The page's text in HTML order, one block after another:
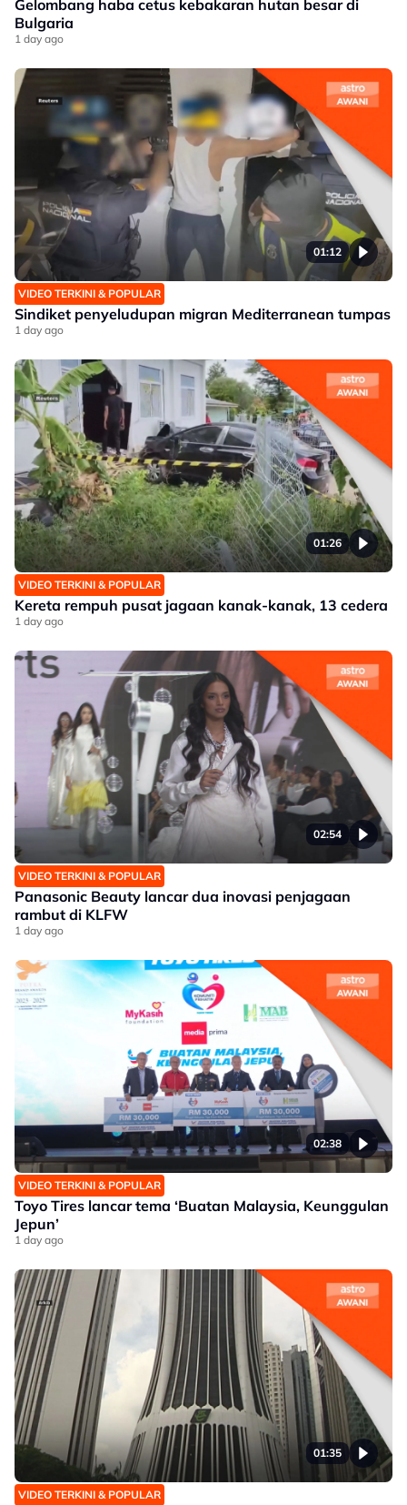
Gelombang haba cetus kebakaran hutan besar di
Bulgaria
1 day ago
01:12
VIDEO TERKINI & POPULAR
Sindiket penyeludupan migran Mediterranean tumpas
1 day ago
01:26
VIDEO TERKINI & POPULAR
Kereta rempuh pusat jagaan kanak-kanak, 13 cedera
1 day ago
02:54
VIDEO TERKINI & POPULAR
Panasonic Beauty lancar dua inovasi penjagaan
rambut di KLFW
1 day ago
02:38
VIDEO TERKINI & POPULAR
Toyo Tires lancar tema ‘Buatan Malaysia, Keunggulan
Jepun’
1 day ago
01:35
VIDEO TERKINI & POPULAR